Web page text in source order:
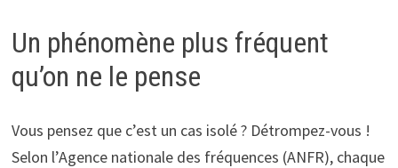
Un phénomène plus fréquent
qu’on ne le pense
Vous pensez que c’est un cas isolé ? Détrompez-vous !
Selon l’Agence nationale des fréquences (ANFR), chaque